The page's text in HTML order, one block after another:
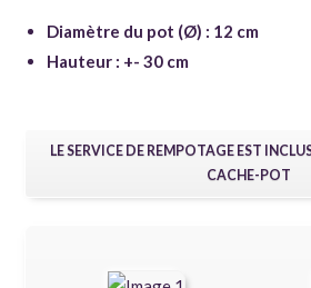
Diamètre du pot (Ø) : 12 cm
Hauteur : +- 30 cm
LE SERVICE DE REMPOTAGE EST
CACHE-POT